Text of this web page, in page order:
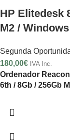
HP Elitedesk
M2 /
Segunda
180,00€ IVA Inc.
Ordenador
6th / 8Gb / 256Gb